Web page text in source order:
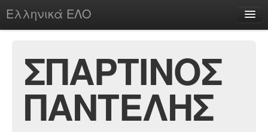
Ελληνικά ΕΛΟ
chesstu.be @ discord
Login
ΣΠΑΡΤΙΝΟΣ
ΠΑΝΤΕΛΗΣ